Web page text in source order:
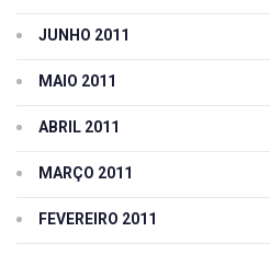
JUNHO 2011
MAIO 2011
ABRIL 2011
MARÇO 2011
FEVEREIRO 2011